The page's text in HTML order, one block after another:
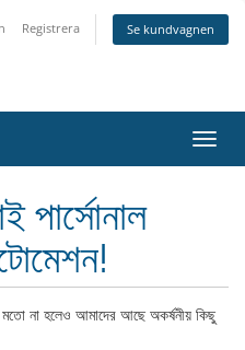
Registrera Se kundvagnen
Växla
পার্সোনাল
না হলেও আমাদের আছে অকর্ষনীয় কিছু